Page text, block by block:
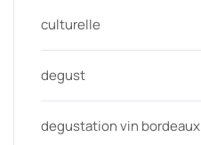
culturelle
degust
degustation vin bordeaux